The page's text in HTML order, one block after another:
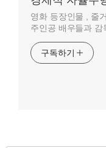
영화 등장인물 , 줄
주인공 배우들과 감
구독하기